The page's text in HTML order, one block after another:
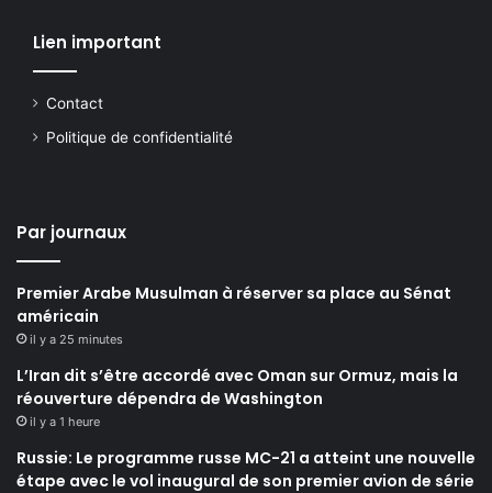
Lien important
Contact
Politique de confidentialité
Par journaux
Premier Arabe Musulman à réserver sa place au Sénat
américain
il y a 25 minutes
L’Iran dit s’être accordé avec Oman sur Ormuz, mais la
réouverture dépendra de Washington
il y a 1 heure
Russie: Le programme russe MC-21 a atteint une nouvelle
étape avec le vol inaugural de son premier avion de série